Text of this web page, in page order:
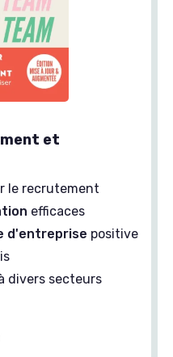
et
le recrutement
efficaces
d'entreprise positive
divers secteurs